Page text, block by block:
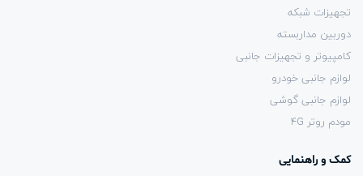
تجهیزات شبکه
دوربین مداربسته
کامپیوتر و تجهیزات جانبی
لوازم جانبی خودرو
لوازم جانبی گوشی
مودم روتر 4G
کمک و راهنمایی